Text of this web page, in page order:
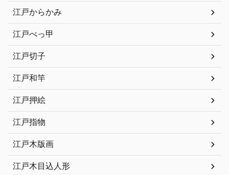
江戸からかみ
江戸べっ甲
江戸切子
江戸和竿
江戸押絵
江戸指物
江戸木版画
江戸木目込人形